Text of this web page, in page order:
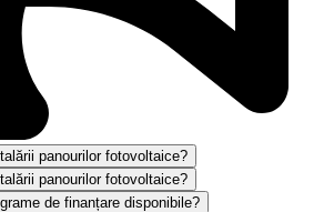
panourilor fotovoltaice?
panourilor fotovoltaice?
de finanțare disponibile?